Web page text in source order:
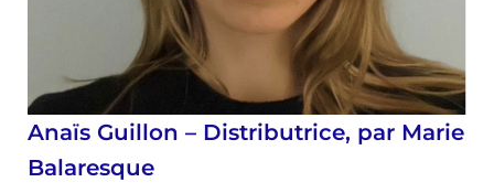
Anaïs Guillon – Distributrice, par Marie
Balaresque